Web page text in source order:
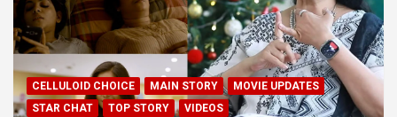
CELLULOID CHOICE MAIN STORY
MOVIE UPDATES
STAR CHAT
TOP STORY VIDEOS